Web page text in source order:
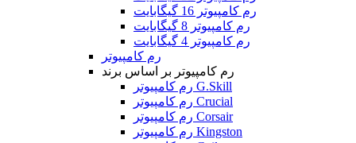
رم کامپیوتر 16 گیگابایت
رم کامپیوتر 8 گیگابایت
رم کامپیوتر 4 گیگابایت
رم کامپیوتر
رم کامپیوتر بر اساس برند
رم کامپیوتر G.Skill
رم کامپیوتر Crucial
رم کامپیوتر Corsair
رم کامپیوتر Kingston